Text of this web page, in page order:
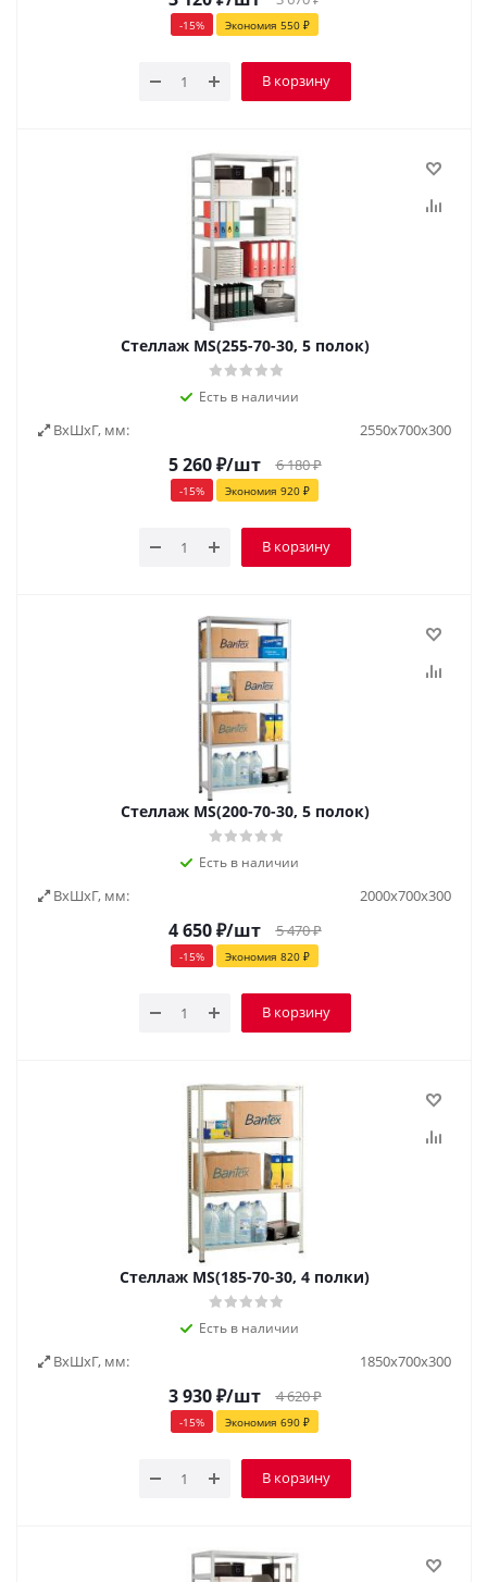
-15% Экономия 550 ₽
В корзину
Стеллаж MS(255-70-30, 5 полок)
Есть в наличии
ВxШxГ, мм: 2550х700х300
5 260₽/шт 6 180₽
-15% Экономия 920 ₽
В корзину
Стеллаж MS(200-70-30, 5 полок)
Есть в наличии
ВxШxГ, мм: 2000х700х300
4 650₽/шт 5 470₽
-15% Экономия 820 ₽
В корзину
Стеллаж MS(185-70-30, 4 полки)
Есть в наличии
ВxШxГ, мм: 1850х700х300
3 930₽/шт 4 620₽
-15% Экономия 690 ₽
В корзину